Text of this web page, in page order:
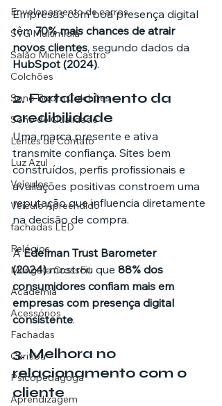
Envelopamento de carros
SVG Multimídia
Salão Michele Castro
Colchões
Sono Boom Colchões
Sono de Qualidade
Lentes de Contato
Luz Azul
Veículos
Veículo Apreendido
fachadas LED
Relógios
Mangata CrossFit
Academia
Acessórios
Fachadas
Curitiba
Psicopedagoga
Aprendizagem
Empresas com boa presença digital
têm 70% mais chances de atrair
novos clientes, segundo dados da
HubSpot (2024).
2. Fortalecimento da
credibilidade
Uma marca presente e ativa
transmite confiança. Sites bem
construídos, perfis profissionais e
avaliações positivas constroem uma
reputação que influencia diretamente
na decisão de compra.
A Edelman Trust Barometer
(2024) mostrou que 88% dos
consumidores confiam mais em
empresas com presença digital
consistente.
3. Melhora no
relacionamento com o
cliente